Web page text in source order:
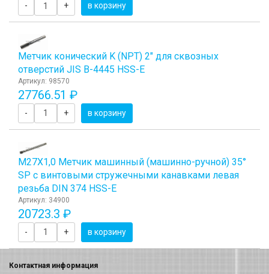
- + в корзину
Метчик конический K (NPT) 2" для сквозных
отверстий JIS B-4445 HSS-E
Артикул: 98570
27766.51 ₽
- + в корзину
М27Х1,0 Метчик машинный (машинно-ручной) 35°
SP с винтовыми стружечными канавками левая
резьба DIN 374 HSS-E
Артикул: 34900
20723.3 ₽
- + в корзину
Контактная информация